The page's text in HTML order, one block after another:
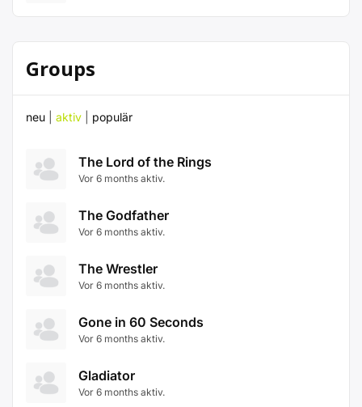
Groups
neu aktiv populär
The Lord of the Rings
Vor 6 months aktiv.
The Godfather
Vor 6 months aktiv.
The Wrestler
Vor 6 months aktiv.
Gone in 60 Seconds
Vor 6 months aktiv.
Gladiator
Vor 6 months aktiv.